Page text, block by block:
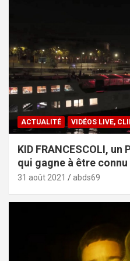
ACTUALITÉ VIDÉOS LIVE,
KID FRANCESCOLI, un
qui gagne à être connu
31 août 2021 abds69